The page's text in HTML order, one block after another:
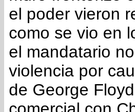
el poder vieron
como se vio en
el mandatario
violencia por
de George